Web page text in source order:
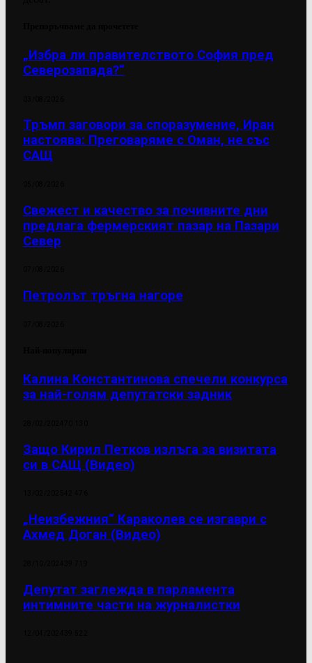
„Избра ли правителството София пред
Северозапада?“
Тръмп заговори за споразумение, Иран
настоява: Преговаряме с Оман, не със
САЩ
Свежест и качество за почивните дни
предлага фермерският пазар на Пазари
Север
Петролът тръгна нагоре
Калина Константинова спечели конкурса
за най-голям депутатски задник
Защо Кирил Петков излъга за визитата
си в САЩ (Видео)
„Неизбежния“ Караколев се изгаври с
Ахмед Доган (Видео)
Депутат заглежда в парламента
интимните части на журналистки